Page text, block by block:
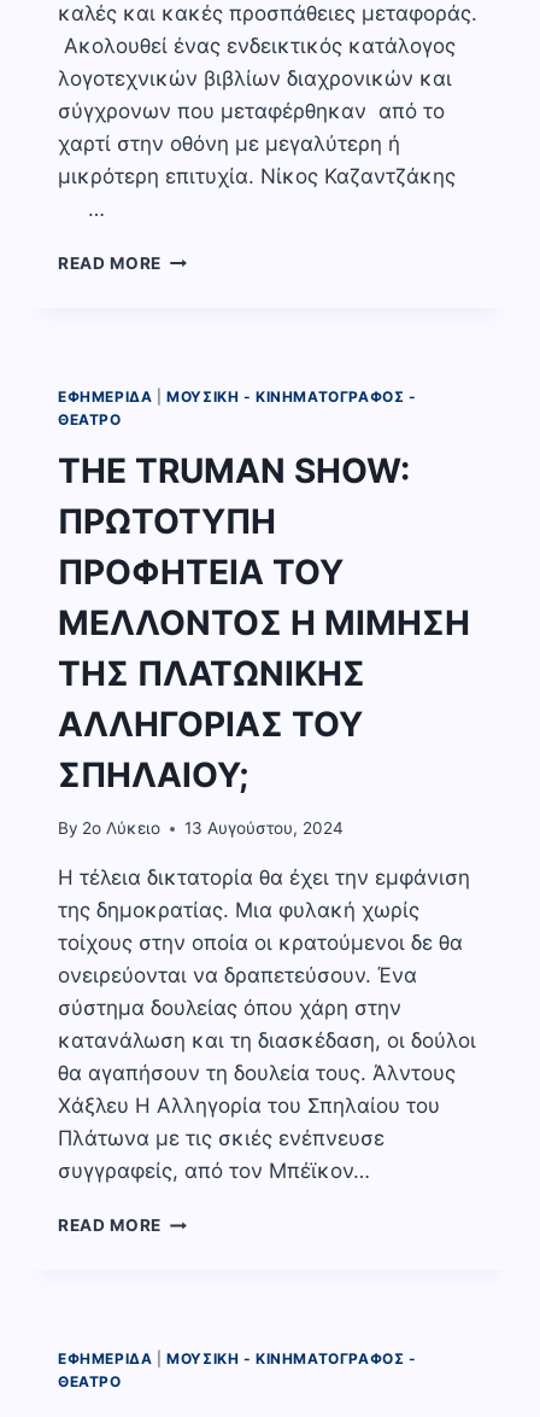
καλές και κακές προσπάθειες μεταφοράς.
Ακολουθεί ένας ενδεικτικός κατάλογος
λογοτεχνικών βιβλίων διαχρονικών και
σύγχρονων που μεταφέρθηκαν από το
χαρτί στην οθόνη με μεγαλύτερη ή
μικρότερη επιτυχία. Nίκος Καζαντζάκης
…
READ MORE ΑΠΟ
ΔΥΟ
ΤΕΧΝΩΝ
ΕΦΗΜΕΡΊΔΑ |ΜΟΥΣΙΚΉ - ΚΙΝΗΜΑΤΟΓΡΆΦΟΣ -
ΘΈΑΤΡΟ
THE TRUMAN SHOW:
ΠΡΩΤΟΤΥΠΗ
ΠΡΟΦΗΤΕΙΑ ΤΟΥ
ΜΕΛΛΟΝΤΟΣ Η ΜΙΜΗΣΗ
ΤΗΣ ΠΛΑΤΩΝΙΚΗΣ
ΑΛΛΗΓΟΡΙΑΣ ΤΟΥ
ΣΠΗΛΑΙΟΥ;
By 2o Λύκειο 13 Αυγούστου, 2024
Η τέλεια δικτατορία θα έχει την εμφάνιση
της δημοκρατίας. Μια φυλακή χωρίς
τοίχους στην οποία οι κρατούμενοι δε θα
ονειρεύονται να δραπετεύσουν. Ένα
σύστημα δουλείας όπου χάρη στην
κατανάλωση και τη διασκέδαση, οι δούλοι
θα αγαπήσουν τη δουλεία τους. Άλντους
Χάξλευ Η Αλληγορία του Σπηλαίου του
Πλάτωνα με τις σκιές ενέπνευσε
συγγραφείς, από τον Μπέϊκον…
READ MORE THE
ΕΦΗΜΕΡΊΔΑ |ΜΟΥΣΙΚΉ - ΚΙΝΗΜΑΤΟΓΡΆΦΟΣ -
ΘΈΑΤΡΟ